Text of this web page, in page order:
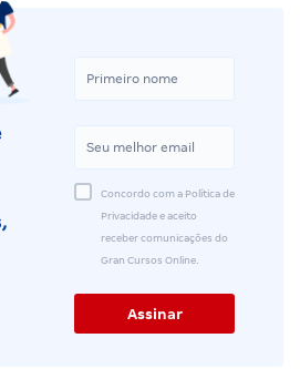
Concordo com a Política de
Privacidade e aceito
receber comunicações do
Gran Cursos Online.